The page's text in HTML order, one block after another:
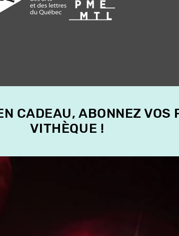
CADEAU, ABONNEZ VOS
VITHÈQUE !